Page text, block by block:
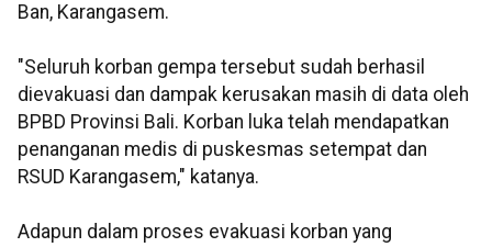
Ban, Karangasem.
"Seluruh korban gempa tersebut sudah berhasil
dievakuasi dan dampak kerusakan masih di data oleh
BPBD Provinsi Bali. Korban luka telah mendapatkan
penanganan medis di puskesmas setempat dan
RSUD Karangasem," katanya.
Adapun dalam proses evakuasi korban yang